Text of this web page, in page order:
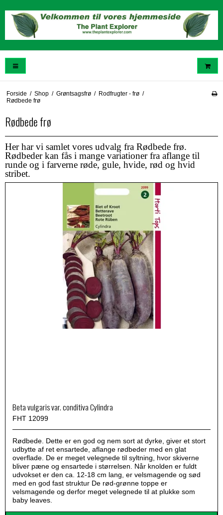
Forside / Shop / Grøntsagsfrø / Rodfrugter - frø /
Rødbede frø
Rødbede frø
Her har vi samlet vores udvalg fra Rødbede frø.
Rødbeder kan fås i mange variationer fra aflange til
runde og i farverne røde, gule, hvide, rød og hvid
stribet.
Beta vulgaris var. conditiva Cylindra
FHT 12099
Rødbede. Dette er en god og nem sort at dyrke, giver et stort
udbytte af ret ensartede, aflange rødbeder med en glat
overflade. De er meget velegnede til syltning, hvor skiverne
bliver pæne og ensartede i størrelsen. Når knolden er fuldt
udvokset er den ca. 12-18 cm lang, er velsmagende og sød
med en god fast struktur De rød-grønne toppe er
velsmagende og derfor meget velegnede til at plukke som
baby leaves.